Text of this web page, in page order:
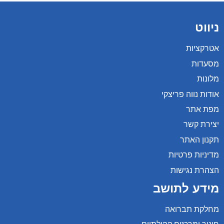
ניווט
אטרקציות
מסעדות
מלונות
אודות נווה פריצקי
מפת אתר
יצירת קשר
תקנון האתר
מדיניות פרטיות
הצהרת נגישות
מידע לתושב
מחלקת תברואה